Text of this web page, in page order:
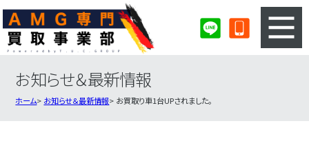
3ステップのカンタン査定
お知らせ＆最新情報
ホーム お知らせ＆最新情報 お買取り車1台UPされました。